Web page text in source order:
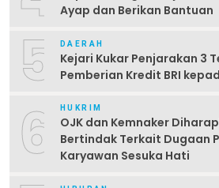
Ayap dan Berikan Bantuan
5 DAERAH
Kejari Kukar Penjarakan 3
Pemberian Kredit BRI
6 HUKRIM
OJK dan Kemnaker
Bertindak Terkait Dugaan
Karyawan Sesuka Hati